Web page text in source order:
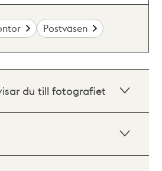
Postväsen
du till fotografiet